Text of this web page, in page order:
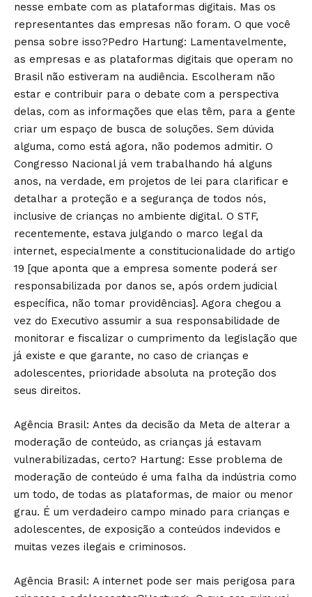
nesse embate com as plataformas digitais. Mas os
representantes das empresas não foram. O que você
pensa sobre isso?Pedro Hartung: Lamentavelmente,
as empresas e as plataformas digitais que operam no
Brasil não estiveram na audiência. Escolheram não
estar e contribuir para o debate com a perspectiva
delas, com as informações que elas têm, para a gente
criar um espaço de busca de soluções. Sem dúvida
alguma, como está agora, não podemos admitir. O
Congresso Nacional já vem trabalhando há alguns
anos, na verdade, em projetos de lei para clarificar e
detalhar a proteção e a segurança de todos nós,
inclusive de crianças no ambiente digital. O STF,
recentemente, estava julgando o marco legal da
internet, especialmente a constitucionalidade do artigo
19 [que aponta que a empresa somente poderá ser
responsabilizada por danos se, após ordem judicial
específica, não tomar providências]. Agora chegou a
vez do Executivo assumir a sua responsabilidade de
monitorar e fiscalizar o cumprimento da legislação que
já existe e que garante, no caso de crianças e
adolescentes, prioridade absoluta na proteção dos
seus direitos.
Agência Brasil: Antes da decisão da Meta de alterar a
moderação de conteúdo, as crianças já estavam
vulnerabilizadas, certo? Hartung: Esse problema de
moderação de conteúdo é uma falha da indústria como
um todo, de todas as plataformas, de maior ou menor
grau. É um verdadeiro campo minado para crianças e
adolescentes, de exposição a conteúdos indevidos e
muitas vezes ilegais e criminosos.
Agência Brasil: A internet pode ser mais perigosa para